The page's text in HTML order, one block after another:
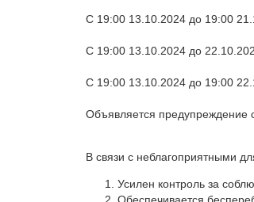
Дилеры
Наши проекты
Мероприятия при НМУ
Предложения к зачёту
Вакансии
Сертификаты
С 19:00 13.10.2024 до 19:00
С 19:00 13.10.2024 до
С 19:00 13.10.2024 до 19:00
Объявляется предупреждение
В связи с неблагоприятными
Усилен контроль за
Обеспечивается